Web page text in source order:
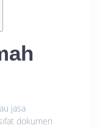
jasa
dokumen